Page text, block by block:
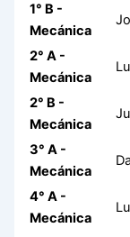
1° B -
Mecánica
2° A -
Mecánica
2° B -
Mecánica
3° A -
Mecánica
4° A -
Mecánica